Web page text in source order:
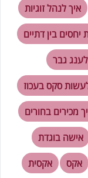
איך לנהל זוגיות
בין דתיים
גבר
סקס בעכוז
מכירים בחורים
אישה בוגדת
אקס
אקסית